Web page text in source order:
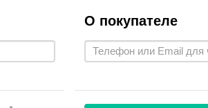
О покупателе